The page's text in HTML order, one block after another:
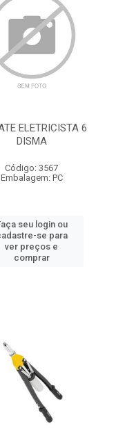
ELETRICISTA 6
DISMA
Código: 3567
Embalagem: PC
seu login ou
se para
ver preços e
comprar